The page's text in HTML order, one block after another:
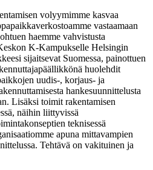
volyymimme kasvaa
vastaamaan
haemme vahvistusta
K-Kampukselle Helsingin
sijaitsevat Suomessa, painottuen
huolehdit
uudis-, korjaus- ja
hankesuunnittelusta
Lisäksi toimit rakentamisen
näihin liittyvissä
teknisessä
apuna mittavampien
Tehtävä on vakituinen ja